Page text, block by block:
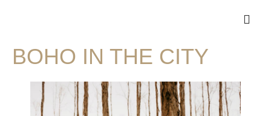
BOHO IN THE CITY